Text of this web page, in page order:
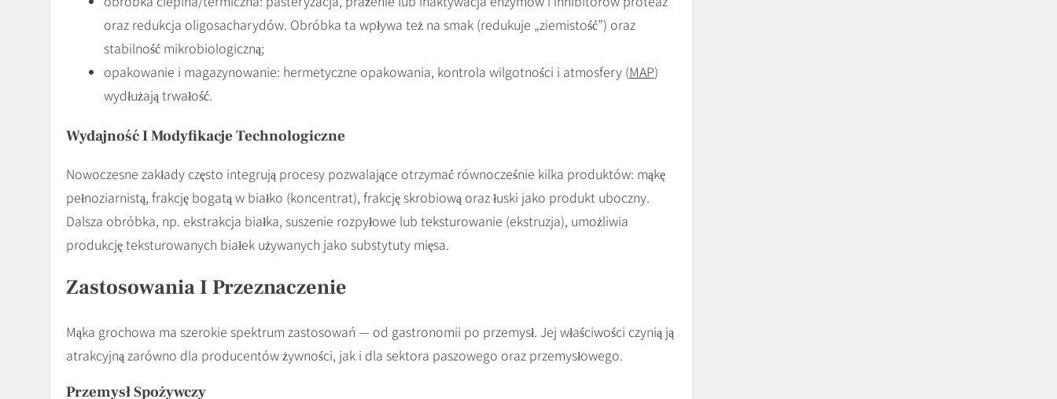
oraz redukcja oligosacharydów. Obróbka ta wpływa też na smak (redukuje „ziemistość”) oraz
stabilność mikrobiologiczną;
opakowanie i magazynowanie: hermetyczne opakowania, kontrola wilgotności i atmosfery (MAP)
wydłużają trwałość.
Wydajność I Modyfikacje Technologiczne
Nowoczesne zakłady często integrują procesy pozwalające otrzymać równocześnie kilka produktów: mąkę
pełnoziarnistą, frakcję bogatą w białko (koncentrat), frakcję skrobiową oraz łuski jako produkt uboczny.
Dalsza obróbka, np. ekstrakcja białka, suszenie rozpyłowe lub teksturowanie (ekstruzja), umożliwia
produkcję teksturowanych białek używanych jako substytuty mięsa.
Zastosowania I Przeznaczenie
Mąka grochowa ma szerokie spektrum zastosowań — od gastronomii po przemysł. Jej właściwości czynią ją
atrakcyjną zarówno dla producentów żywności, jak i dla sektora paszowego oraz przemysłowego.
Przemysł Spożywczy